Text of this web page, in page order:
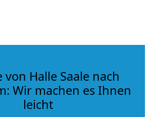
von Halle Saale nach
Wir machen es Ihnen
leicht